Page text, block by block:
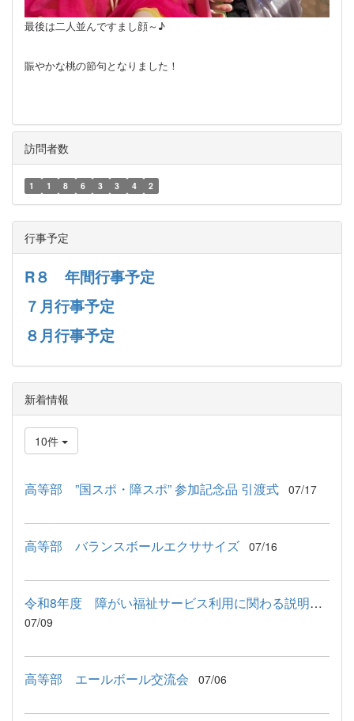
最後は二人並んですまし顔～♪
賑やかな桃の節句となりました！
訪問者数
1 1 8 6 3 3 4 2
行事予定
R８ 年間行事予定
７月行事予定
８月行事予定
新着情報
10件
高等部 ”国スポ・障スポ” 参加記念品 引渡式 07/17
高等部 バランスボールエクササイズ 07/16
令和8年度 障がい福祉サービス利用に関わる説明会が行われました
07/09
高等部 エールボール交流会 07/06